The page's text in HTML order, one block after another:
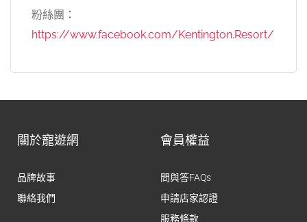
粉絲團：
https://www.facebook.com/Kentington.Resort/
關於寵遊網
品牌故事
聯絡我們
會員權益
問與答FAQs
申請店家認證
服務條款